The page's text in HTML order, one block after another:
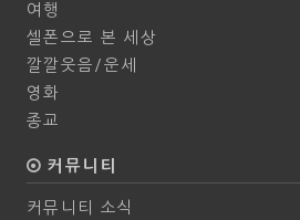
여행
셀폰으로 본 세상
깔깔웃음/운세
영화
종교
커뮤니티
커뮤니티 소식